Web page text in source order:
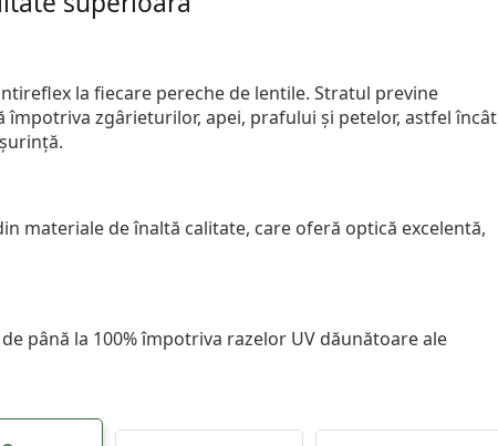
la fiecare pereche de lentile. Stratul previne
zgârieturilor, apei, prafului și petelor, astfel încât
materiale de înaltă calitate, care oferă optică excelentă,
până la 100% împotriva razelor UV dăunătoare ale